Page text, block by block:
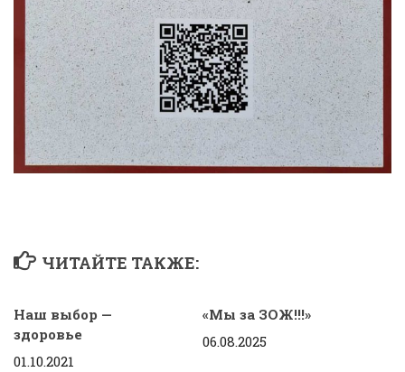
ЧИТАЙТЕ ТАКЖЕ:
Наш выбор —
здоровье
01.10.2021
«Мы за ЗОЖ!!!»
06.08.2025